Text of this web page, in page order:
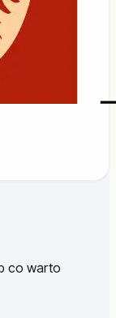
co warto